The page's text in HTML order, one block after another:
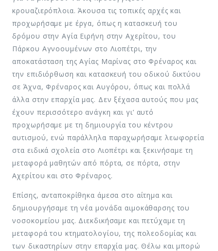
κρουαζιερόπλοια. Άκουσα τις τοπικές αρχές και
προχωρήσαμε με έργα, όπως η κατασκευή του
δρόμου στην Αγία Ειρήνη στην Αχερίτου, του
Πάρκου Αγνοουμένων στο Λιοπέτρι, την
αποκατάσταση της Αγίας Μαρίνας στο Φρέναρος και
την επιδιόρθωση και κατασκευή του οδικού δικτύου
σε Άχνα, Φρέναρος και Αυγόρου, όπως και πολλά
άλλα στην επαρχία μας. Δεν ξέχασα αυτούς που μας
έχουν περισσότερο ανάγκη και γι’ αυτό
προχωρήσαμε με τη δημιουργία του κέντρου
αυτισμού, ενώ παράλληλα παραχωρήσαμε λεωφορεία
στα ειδικά σχολεία στο Λιοπέτρι και ξεκινήσαμε τη
μεταφορά μαθητών από πόρτα, σε πόρτα, στην
Αχερίτου και στο Φρέναρος.
Επίσης, ανταποκρίθηκα άμεσα στο αίτημα και
δημιουργήσαμε τη νέα μονάδα αιμοκάθαρσης του
νοσοκομείου μας. Διεκδικήσαμε και πετύχαμε τη
μεταφορά του κτηματολογίου, της πολεοδομίας και
των δικαστηρίων στην επαρχία μας. Θέλω και μπορώ